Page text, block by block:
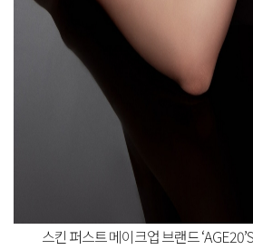
스킨 퍼스트메이크업브랜드